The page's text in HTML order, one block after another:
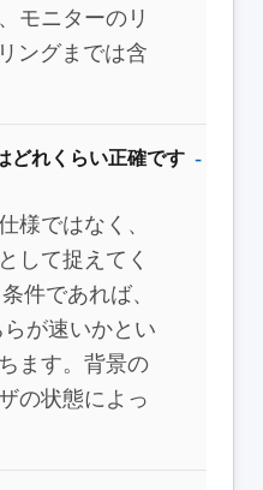
モニターのリ
ングまでは含
どれくらい正確です
様ではなく、
して捉えてく
件であれば、
が速いかとい
ます。背景の
の状態によっ